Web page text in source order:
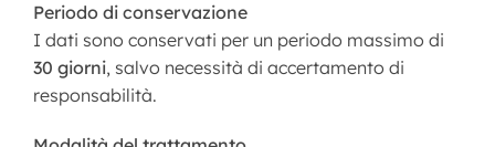
Periodo di conservazione
I dati sono conservati per un periodo massimo di
30 giorni, salvo necessità di accertamento di
responsabilità.